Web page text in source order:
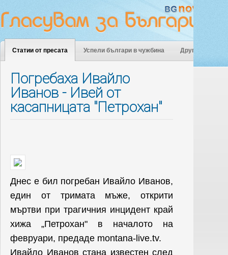
Статии от пресата Успели българи в чужбина Други
Погребаха Ивайло
Иванов - Ивей от
касапницата "Петрохан"
Днес е бил погребан Ивайло Иванов,
един от тримата мъже, открити
мъртви при трагичния инцидент край
хижа „Петрохан" в началото на
февруари, предаде montana-live.tv.
Ивайло Иванов стана известен след